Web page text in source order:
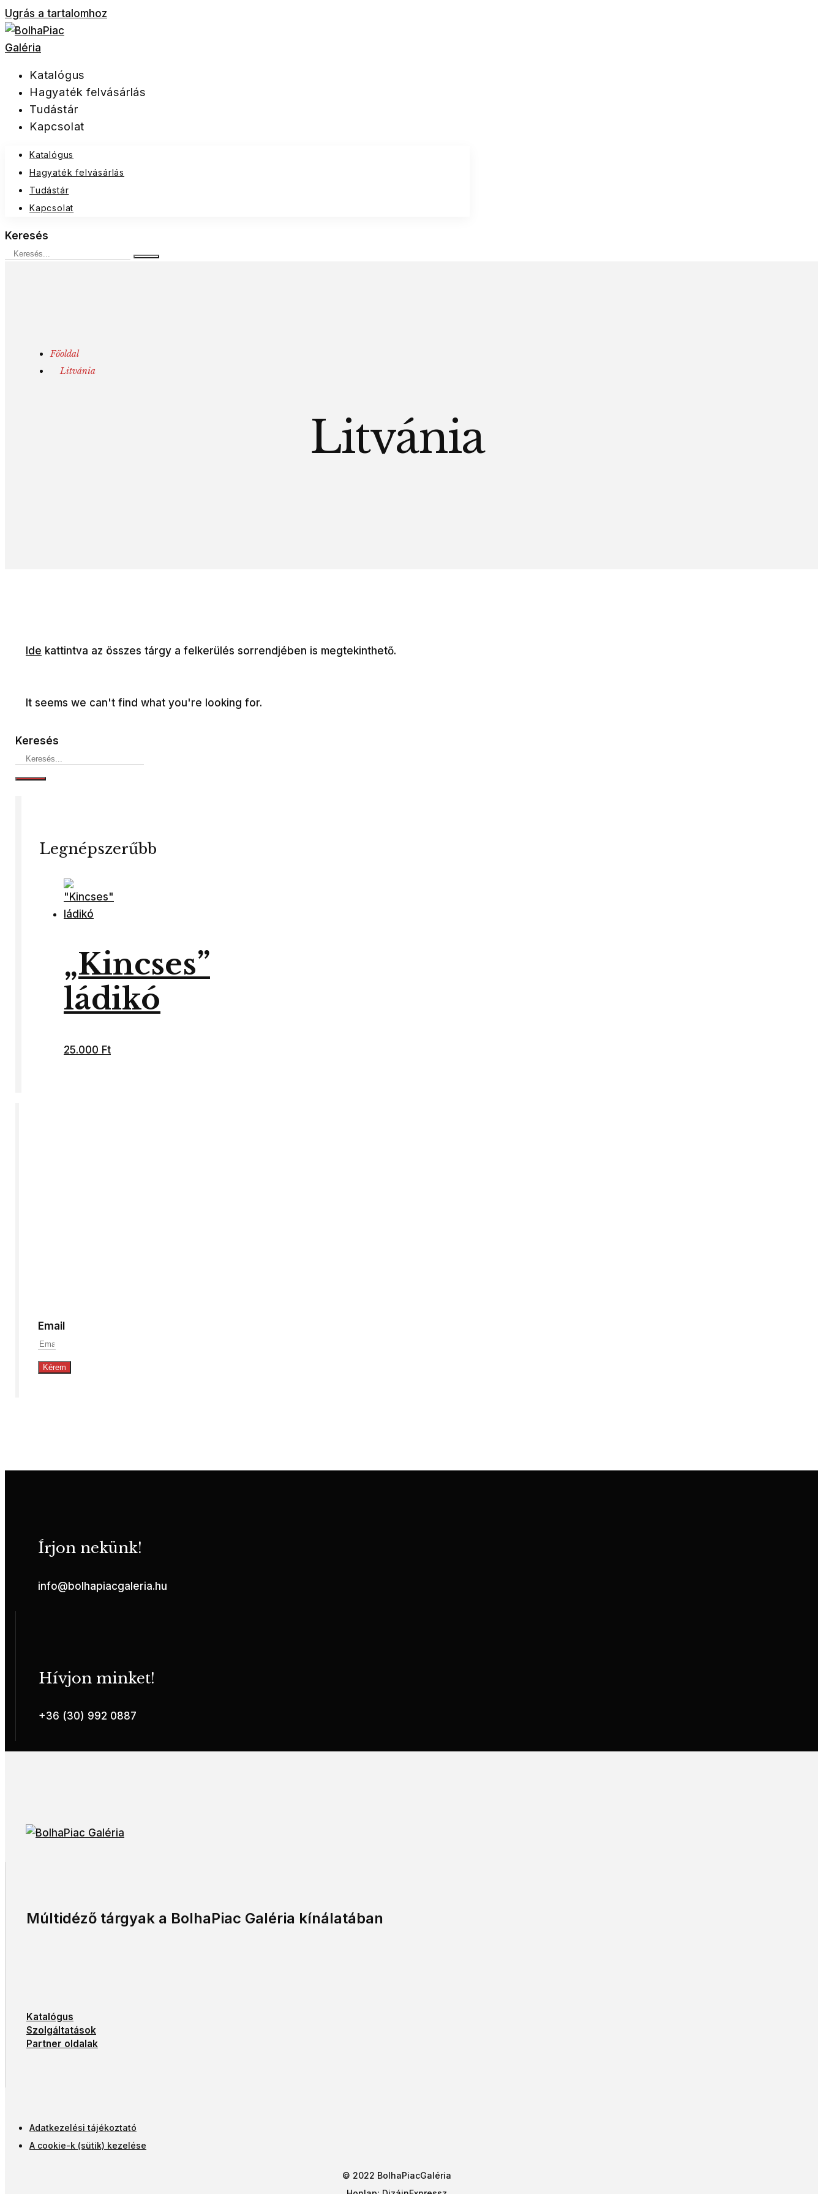
Ugrás a tartalomhoz
Katalógus
Hagyaték felvásárlás
Tudástár
Kapcsolat
Katalógus
Hagyaték felvásárlás
Tudástár
Kapcsolat
Keresés
Főoldal
Litvánia
Litvánia
Ide kattintva az összes tárgy a felkerülés sorrendjében is megtekinthető.
It seems we can't find what you're looking for.
Keresés
Legnépszerűbb
„Kincses”
ládikó
25.000 Ft
Email
Kérem
Írjon nekünk!
info@bolhapiacgaleria.hu
Hívjon minket!
+36 (30) 992 0887
Múltidéző tárgyak a BolhaPiac Galéria kínálatában
Katalógus
Szolgáltatások
Partner oldalak
Adatkezelési tájékoztató
A cookie-k (sütik) kezelése
© 2022 BolhaPiacGaléria